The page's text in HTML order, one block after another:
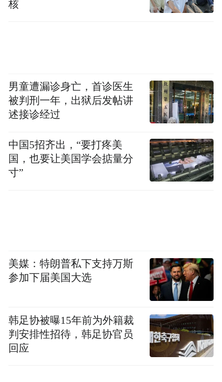
核
男童遭漏诊身亡，首诊医生
被判刑一年，出狱后发帖讲
述接诊经过
中国5招齐出，“要打疼美
国，也要让美国学会掂量分
寸”
美媒：特朗普私下支持万斯
参加下届美国大选
韩足协被曝15年前为外籍裁
判安排性招待，韩足协官员
回应